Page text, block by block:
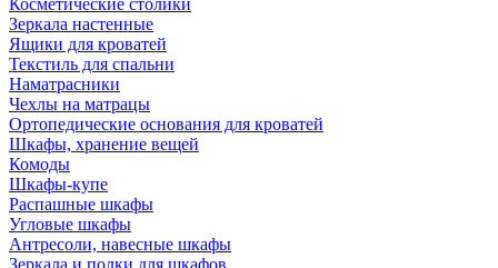
Косметические столики
Зеркала настенные
Ящики для кроватей
Текстиль для спальни
Наматрасники
Чехлы на матрацы
Ортопедические основания для кроватей
Шкафы, хранение вещей
Комоды
Шкафы-купе
Распашные шкафы
Угловые шкафы
Антресоли, навесные шкафы
Зеркала и полки для шкафов